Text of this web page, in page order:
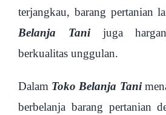
terjangkau, barang pertanian
Belanja Tani
juga
berkualitas unggulan.
Dalam Toko Belanja Tani
berbelanja barang pertanian